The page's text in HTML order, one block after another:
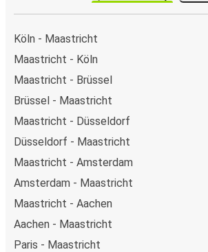
Köln - Maastricht
Maastricht - Köln
Maastricht - Brüssel
Brüssel - Maastricht
Maastricht - Düsseldorf
Düsseldorf - Maastricht
Maastricht - Amsterdam
Amsterdam - Maastricht
Maastricht - Aachen
Aachen - Maastricht
Paris - Maastricht